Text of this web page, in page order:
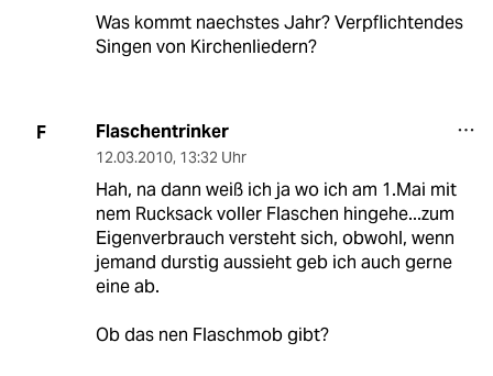
Was kommt naechstes Jahr? Verpflichtendes
Singen von Kirchenliedern?
F Flaschentrinker
12.03.2010, 13:32 Uhr
Hah, na dann weiß ich ja wo ich am 1.Mai mit
nem Rucksack voller Flaschen hingehe...zum
Eigenverbrauch versteht sich, obwohl, wenn
jemand durstig aussieht geb ich auch gerne
eine ab.
Ob das nen Flaschmob gibt?